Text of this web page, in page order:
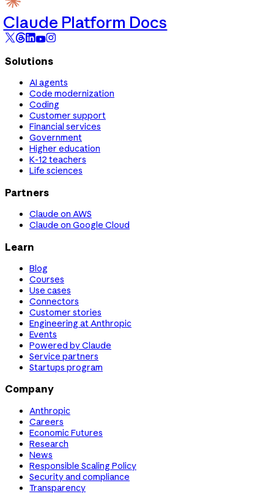
Claude Platform Docs
Solutions
AI agents
Code modernization
Coding
Customer support
Financial services
Government
Higher education
K-12 teachers
Life sciences
Partners
Claude on AWS
Claude on Google Cloud
Learn
Blog
Courses
Use cases
Connectors
Customer stories
Engineering at Anthropic
Events
Powered by Claude
Service partners
Startups program
Company
Anthropic
Careers
Economic Futures
Research
News
Responsible Scaling Policy
Security and compliance
Transparency